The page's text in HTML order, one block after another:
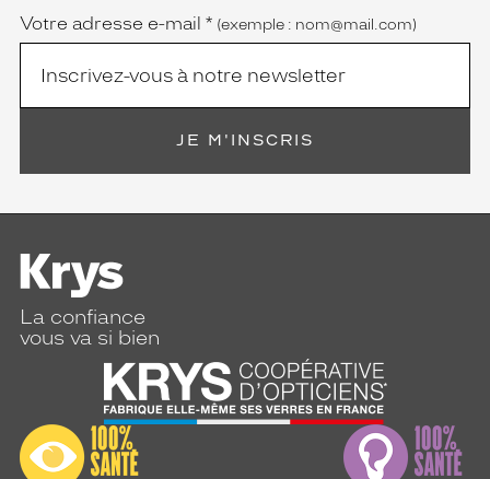
Votre adresse e-mail * (exemple : nom@mail.com)
JE M'INSCRIS
La confiance
vous va si bien